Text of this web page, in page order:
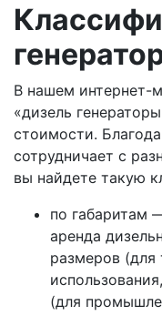
В нашем интернет-
«дизель
стоимости.
сотрудничает с
вы найдете такую
по габаритам
аренда
размеров (для
(для